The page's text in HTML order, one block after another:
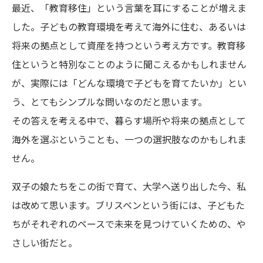
最近、「教育移住」という言葉を耳にすることが増えま
した。子どもの教育環境を考えて海外に住む、あるいは
将来の拠点として資産を持つという考え方です。教育移
住というと特別なことのように聞こえるかもしれません
が、実際には「どんな環境で子どもを育てたいか」とい
う、とてもシンプルな問いなのだと思います。
その答えを考える中で、暮らす場所や将来の拠点として
海外を選ぶということも、一つの選択肢なのかもしれま
せん。
双子の娘たちをこの街で育て、大学へ送り出した今、私
は改めて思います。ブリスベンという街には、子どもた
ちがそれぞれのペースで未来を見つけていくための、や
さしい街だと。